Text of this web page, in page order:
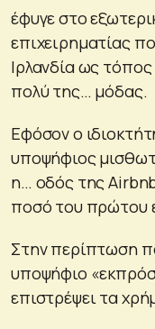
έφυγε στο
επιχειρηματίας
Ιρλανδία ως τόπος
πολύ της… μόδας.
Εφόσον ο
υποψήφιος
η… οδός της
ποσό του πρώτου
Στην περίπτωση
υποψήφιο
επιστρέψει τα